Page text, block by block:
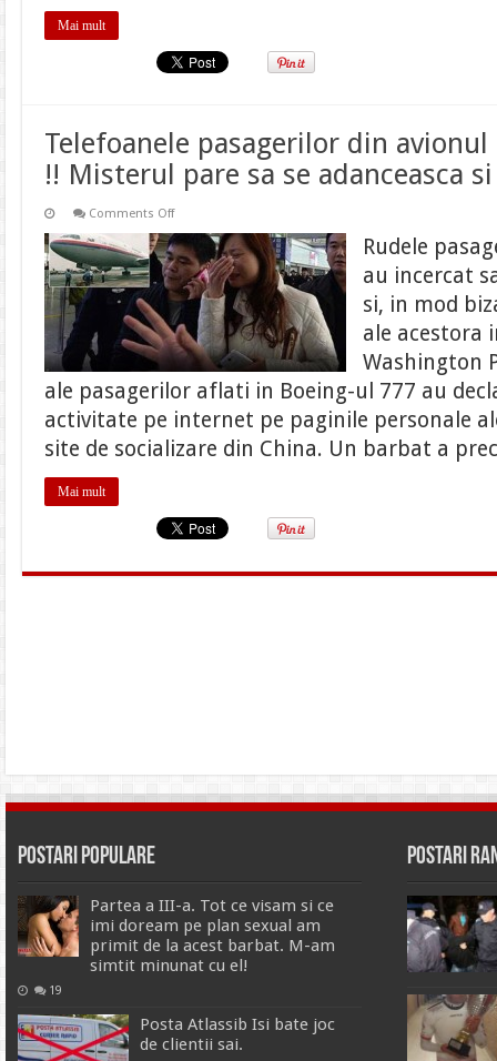
radarelor
Mai mult
Telefoanele pasagerilor din
!! Misterul pare sa se adanceasca
Comments Offon
pasagerilor
din
avionul
disparut
inca
suna
!!
Misterul
pare
sa
se
adanceasca
si
mai
tare
Rudele
au incercat
si, in mod
ale acestora
Washington
ale pasagerilor aflati in Boeing-ul 777 au
activitate pe internet pe paginile personale
site de socializare din China. Un barbat a
Mai mult
Postari Populare
Partea a III-a. Tot ce visam si ce
imi doream pe plan sexual am
primit de la acest barbat. M-am
simtit minunat cu el!
19
Posta Atlassib Isi bate joc
de clientii sai.
Postari